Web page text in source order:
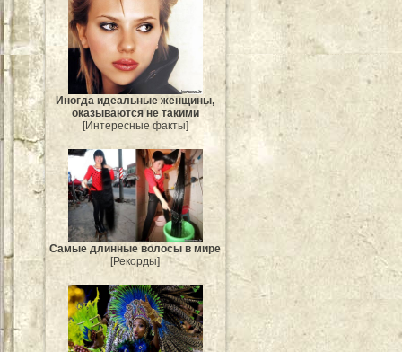
Иногда идеальные женщины,
оказываются не такими
[Интересные факты]
Самые длинные волосы в мире
[Рекорды]